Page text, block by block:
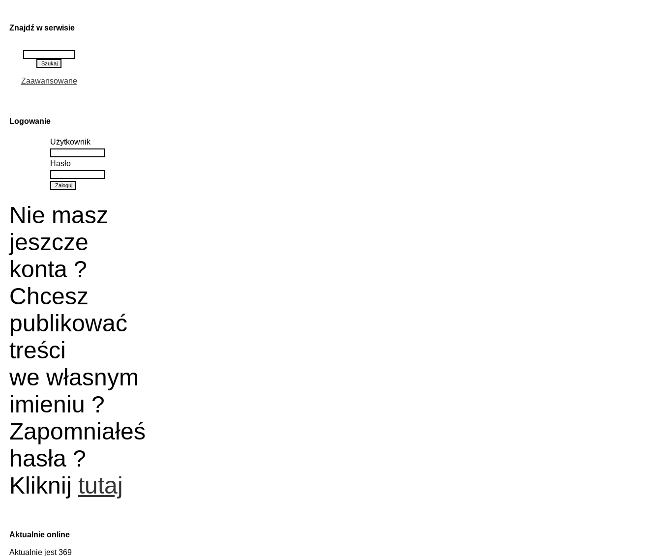
Znajdź w serwisie
Zaawansowane
Logowanie
Użytkownik
Hasło
Nie masz
jeszcze
konta ?
Chcesz
publikować
treści
we własnym
imieniu ?
Zapomniałeś
hasła ?
Kliknij tutaj
Aktualnie online
Aktualnie jest 369